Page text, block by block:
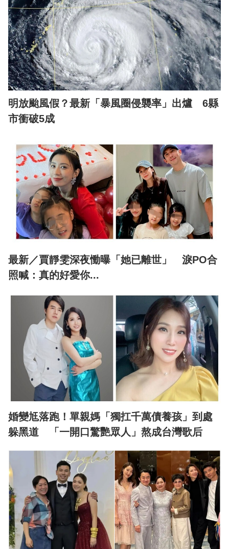
明放颱風假？最新「暴風圈侵襲率」出爐 6縣
市衝破5成
最新／賈靜雯深夜慟曝「她已離世」 淚PO合
照喊：真的好愛你...
婚變尪落跑！單親媽「獨扛千萬債養孩」到處
躲黑道 「一開口驚艷眾人」熬成台灣歌后